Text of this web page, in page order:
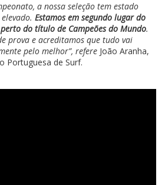
a nossa seleção tem estado
Estamos em segundo lugar do
do título de Campeões do Mundo.
prova e acreditamos que tudo vai
pelo melhor”, refere João Aranha,
Portuguesa de Surf.